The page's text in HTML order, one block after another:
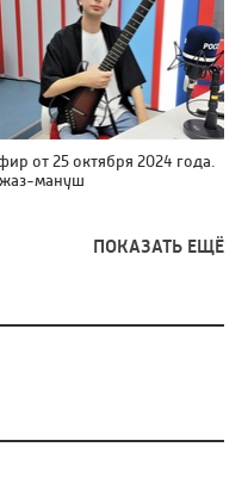
от 25 октября 2024 года.
мануш
ПОКАЗАТЬ ЕЩЁ